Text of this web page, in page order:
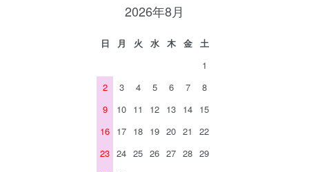
2026年8月
日 月 火 水 木 金
土
1
2
3 4 5 6 7
8
9
10 11 12 13 14 15
16 17 18 19 20 21
22
23 24 25 26 27 28 29